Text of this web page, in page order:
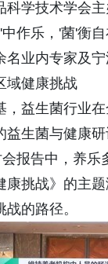
科学技术学会
作乐，'菌'衡
业内专家及宁
域健康挑战
，益生菌行业
生菌与健康
报告中，养
康挑战》的主
的路径。